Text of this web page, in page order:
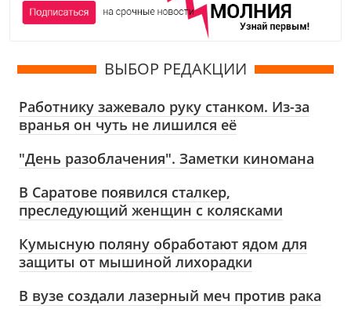
ВЫБОР РЕДАКЦИИ
Работнику зажевало руку станком. Из-за
вранья он чуть не лишился её
"День разоблачения". Заметки киномана
В Саратове появился сталкер,
преследующий женщин с колясками
Кумысную поляну обработают ядом для
защиты от мышиной лихорадки
В вузе создали лазерный меч против рака